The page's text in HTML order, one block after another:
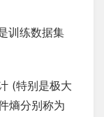
训练数据集
(特别是极大
熵分别称为